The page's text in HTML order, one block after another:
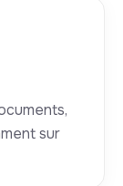
sur